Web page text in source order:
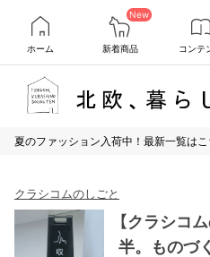
ホーム
New
新着商品 コンテ
夏のファッション入荷中！最新一覧は
クラシコムのしごと
【クラシコ
半。ものづ